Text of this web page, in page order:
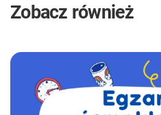
Zobacz również